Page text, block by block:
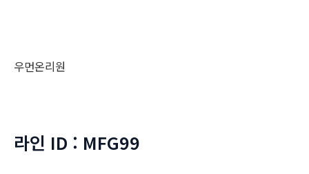
우먼온리원
라인 ID : MFG99